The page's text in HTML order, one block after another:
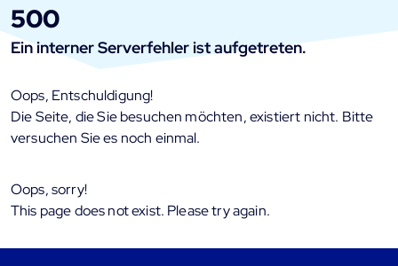
500
Ein interner Serverfehler ist aufgetreten.
Oops, Entschuldigung!
Die Seite, die Sie besuchen möchten, existiert nicht. Bitte
versuchen Sie es noch einmal.
Oops, sorry!
This page does not exist. Please try again.